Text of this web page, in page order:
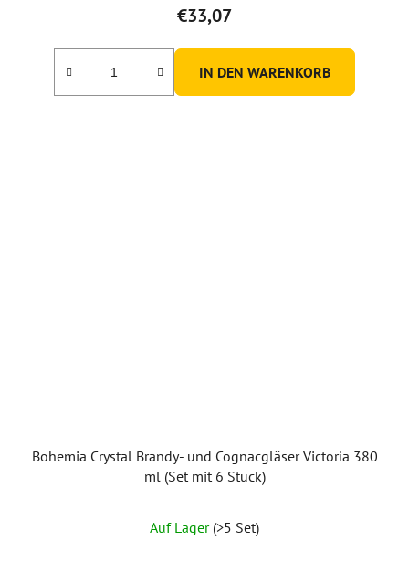
€33,07
IN DEN WARENKORB
Bohemia Crystal Brandy- und Cognacgläser Victoria 380
ml (Set mit 6 Stück)
Auf Lager (>5 Set)